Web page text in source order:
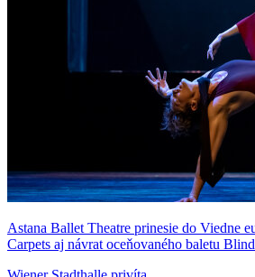
Astana Ballet Theatre prinesie do Viedne
Carpets aj návrat oceňovaného baletu